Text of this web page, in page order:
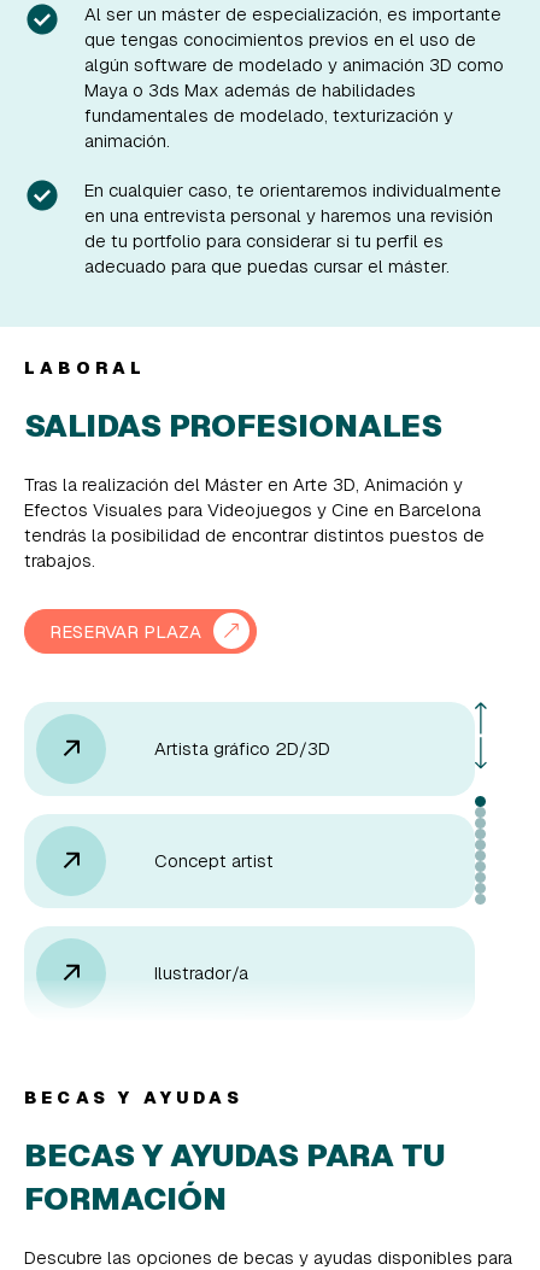
Al ser un máster de especialización, es importante
que tengas conocimientos previos en el uso de
algún software de modelado y animación 3D como
Maya o 3ds Max además de habilidades
fundamentales de modelado, texturización y
animación.
En cualquier caso, te orientaremos individualmente
en una entrevista personal y haremos una revisión
de tu portfolio para considerar si tu perfil es
adecuado para que puedas cursar el máster.
LABORAL
SALIDAS PROFESIONALES
Tras la realización del Máster en Arte 3D, Animación y
Efectos Visuales para Videojuegos y Cine en Barcelona
tendrás la posibilidad de encontrar distintos puestos de
trabajos.
RESERVAR PLAZA
Artista gráfico 2D/3D
Concept artist
Ilustrador/a
Modelador/a 3D
BECAS Y AYUDAS
BECAS Y AYUDAS PARA TU
FORMACIÓN
Descubre las opciones de becas y ayudas disponibles para